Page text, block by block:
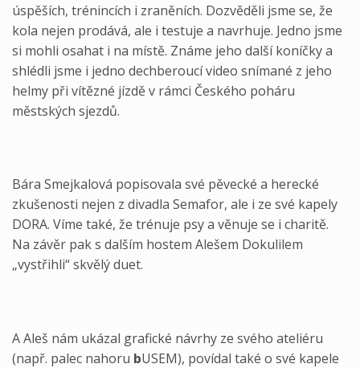
úspěších, trénincích i zraněních. Dozvěděli jsme se, že
kola nejen prodává, ale i testuje a navrhuje. Jedno jsme
si mohli osahat i na místě. Známe jeho další koníčky a
shlédli jsme i jedno dechberoucí video snímané z jeho
helmy při vítězné jízdě v rámci Českého poháru
městských sjezdů.
Bára Smejkalová popisovala své pěvecké a herecké
zkušenosti nejen z divadla Semafor, ale i ze své kapely
DORA. Víme také, že trénuje psy a věnuje se i charitě.
Na závěr pak s dalším hostem Alešem Dokulilem
„vystřihli“ skvělý duet.
A Aleš nám ukázal grafické návrhy ze svého ateliéru
(např. palec nahoru bUSEM), povídal také o své kapele